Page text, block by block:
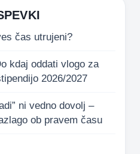
čas utrujeni?
kdaj oddati vlogo za
2026/2027
ni vedno dovolj –
ob pravem času